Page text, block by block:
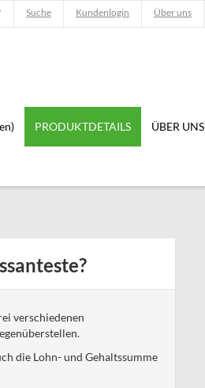
Suche Kundenlogin Über uns
PRODUKTDETAILS ÜBER UNS
verschiedenen
die Lohn- und Gehaltssumme